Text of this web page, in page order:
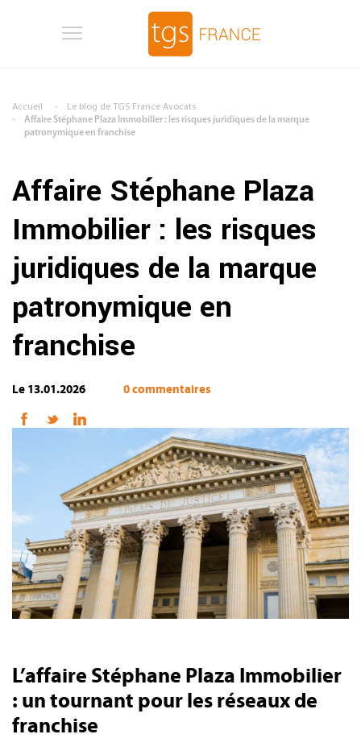
Accueil
Le blog de TGS France Avocats
Affaire Stéphane Plaza Immobilier : les risques juridiques de la marque
patronymique en franchise
Affaire Stéphane Plaza
Immobilier : les risques
juridiques de la marque
patronymique en
franchise
Le 13.01.2026 0 commentaires
L’affaire Stéphane Plaza Immobilier
: un tournant pour les réseaux de
franchise